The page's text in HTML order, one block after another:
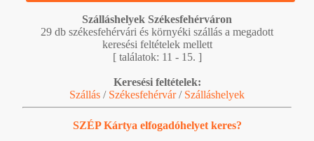
Szálláshelyek Székesfehérváron
29 db székesfehérvári és környéki szállás a megadott
keresési feltételek mellett
[ találatok: 11 - 15. ]
Keresési feltételek:
Szállás / Székesfehérvár/ Szálláshelyek
SZÉP Kártya elfogadóhelyet keres?